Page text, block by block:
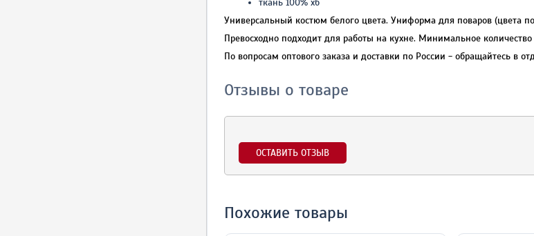
ткань 100% хб
Универсальный костюм белого цвета. Униформа для поваров (цвета
Превосходно подходит для работы на кухне. Минимальное
По вопросам оптового заказа и доставки по России - обращайтесь в
Отзывы о товаре
ОСТАВИТЬ ОТЗЫВ
Похожие товары